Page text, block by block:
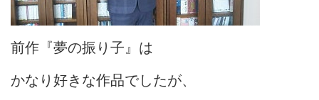
前作『夢の振り子』は
かなり好きな作品でしたが、